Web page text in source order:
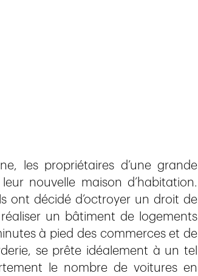
les propriétaires d’une grande
nouvelle maison d’habitation.
ont décidé d’octroyer un droit de
un bâtiment de logements
à pied des commerces et de
se prête idéalement à un tel
le nombre de voitures en